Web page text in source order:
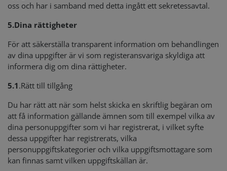
oss och har i samband med detta ingått ett sekretessavtal.
5.Dina rättigheter
För att säkerställa transparent information om behandlingen
av dina uppgifter är vi som registeransvariga skyldiga att
informera dig om dina rättigheter.
5.1 .Rätt till tillgång
Du har rätt att när som helst skicka en skriftlig begäran om
att få information gällande ämnen som till exempel vilka av
dina personuppgifter som vi har registrerat, i vilket syfte
dessa uppgifter har registrerats, vilka
personuppgiftskategorier och vilka uppgiftsmottagare som
kan finnas samt vilken uppgiftskällan är.